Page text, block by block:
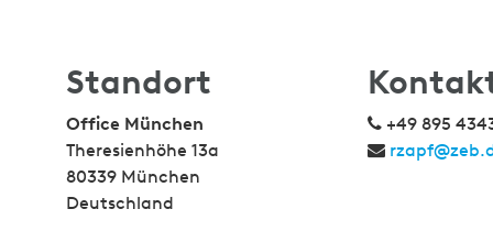
Standort
Office München
Theresienhöhe 13a
80339 München
Deutschland
+49 895